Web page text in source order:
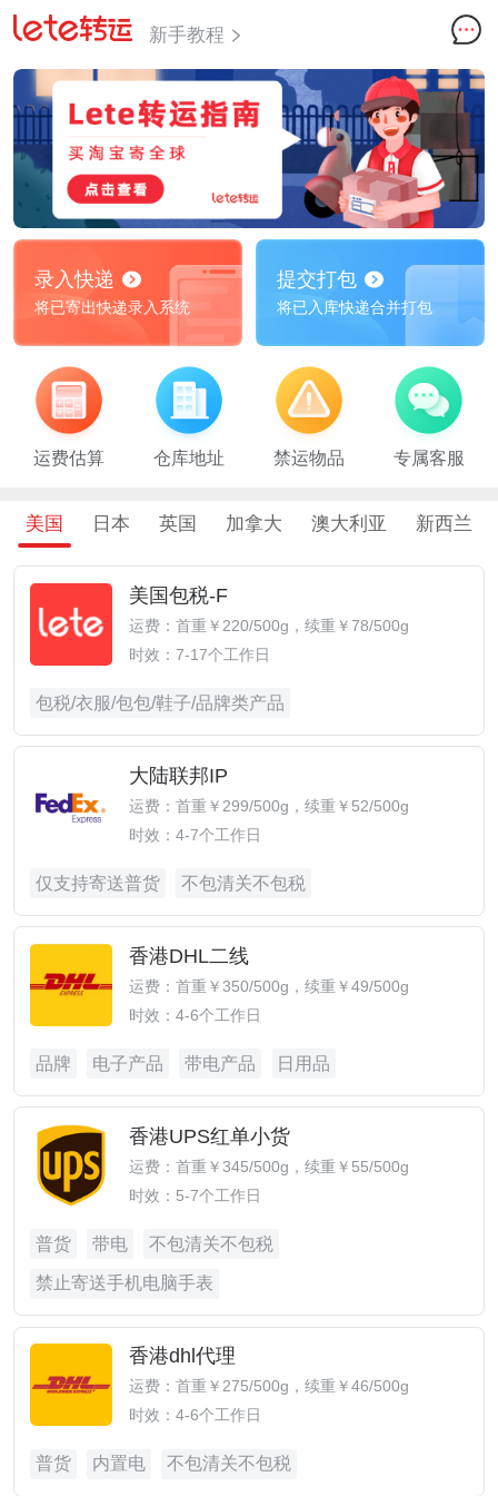
新手教程
录入快递
将已寄出快递录入系统
提交打包
将已入库快递合并打包
运费估算 仓库地址 禁运物品 专属客服
美国 日本 英国 加拿大 澳大利亚 新西兰
美国包税-F
运费：首重￥220/500g，续重￥78/500g
时效：7-17个工作日
包税/衣服/包包/鞋子/品牌类产品
大陆联邦IP
运费：首重￥299/500g，续重￥52/500g
时效：4-7个工作日
仅支持寄送普货 不包清关不包税
香港DHL二线
运费：首重￥350/500g，续重￥49/500g
时效：4-6个工作日
品牌 电子产品 带电产品 日用品
香港UPS红单小货
运费：首重￥345/500g，续重￥55/500g
时效：5-7个工作日
普货 带电 不包清关不包税
禁止寄送手机电脑手表
香港dhl代理
运费：首重￥275/500g，续重￥46/500g
时效：4-6个工作日
普货 内置电 不包清关不包税